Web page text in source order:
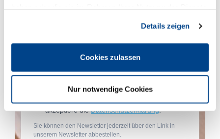
Details zeigen
Cookies zulassen
Nur notwendige Cookies
Geben Sie hier Ihre EMAIL ein
Geben Sie bitte Ihre E-Mail-Adresse für die Anmeldung
akzeptiere dieDatenschutzerklärung.
Sie können den Newsletter jederzeit über den Link in
unserem Newsletter abbestellen.